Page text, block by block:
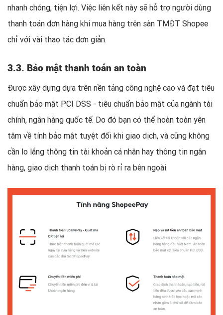
nhanh chóng, tiện lợi. Việc liên kết này sẽ hỗ trợ người dùng
thanh toán đơn hàng khi mua hàng trên sàn TMĐT Shopee
chỉ với vài thao tác đơn giản.
3.3. Bảo mật thanh toán an toàn
Được xây dựng dựa trên nền tảng công nghệ cao và đạt tiêu
chuẩn bảo mật PCI DSS - tiêu chuẩn bảo mật của ngành tài
chính, ngân hàng quốc tế. Do đó bạn có thể hoàn toàn yên
tâm về tính bảo mật tuyệt đối khi giao dịch, và cũng không
cần lo lắng thông tin tài khoản cá nhân hay thông tin ngân
hàng, giao dịch thanh toán bị rò rỉ ra bên ngoài.